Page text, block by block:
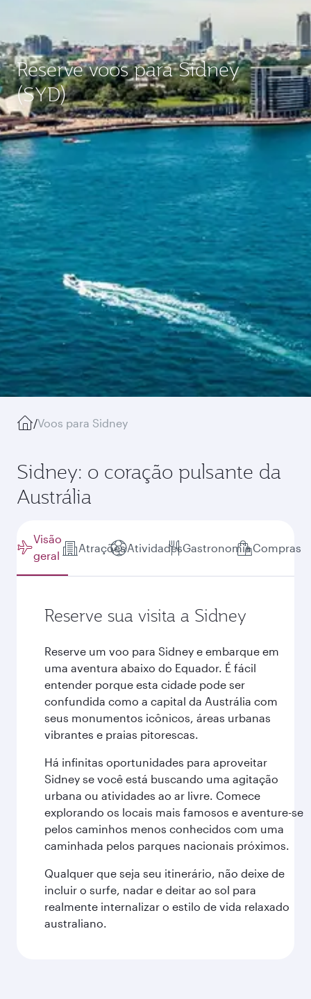
Reserve voos para Sidney
(SYD)
/Voos para Sidney
Sidney: o coração pulsante da
Austrália
Visão
geral
AtraçõesAtividadesGastronomiaCompras
Reserve sua visita a Sidney
Reserve um voo para Sidney e embarque em
uma aventura abaixo do Equador. É fácil
entender porque esta cidade pode ser
confundida como a capital da Austrália com
seus monumentos icônicos, áreas urbanas
vibrantes e praias pitorescas.
Há infinitas oportunidades para aproveitar
Sidney se você está buscando uma agitação
urbana ou atividades ao ar livre. Comece
explorando os locais mais famosos e aventure-se
pelos caminhos menos conhecidos com uma
caminhada pelos parques nacionais próximos.
Qualquer que seja seu itinerário, não deixe de
incluir o surfe, nadar e deitar ao sol para
realmente internalizar o estilo de vida relaxado
australiano.